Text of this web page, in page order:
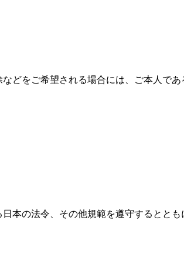
どをご希望される場合には、ご本人で
本の法令、その他規範を遵守するとと